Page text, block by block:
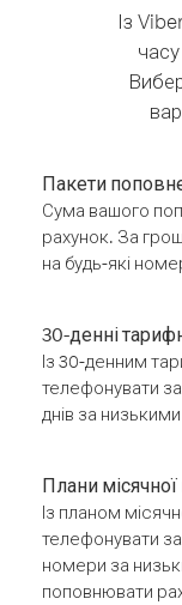
Із
Пакети
Сума вашого
рахунок. За
на будь-які
30-денні
Із 30-денним
телефонувати
днів за
Плани
Із планом
телефонувати за
номери за
поповнювати